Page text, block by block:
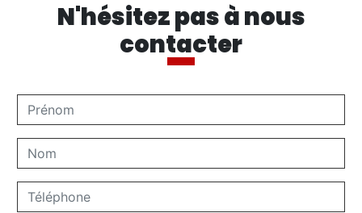
N'hésitez pas à nous
contacter